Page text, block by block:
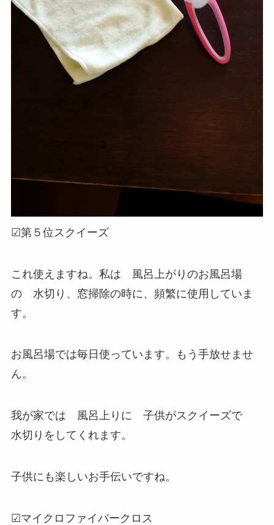
☑第５位スクイーズ
これ使えますね。私は 風呂上がりのお風呂場
の 水切り、窓掃除の時に、頻繁に使用していま
す。
お風呂場では毎日使っています。もう手放せませ
ん。
我が家では 風呂上りに 子供がスクイーズで
水切りをしてくれます。
子供にも楽しいお手伝いですね。
☑マイクロファイバークロス